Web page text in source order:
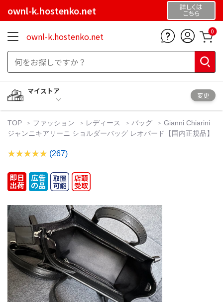
ownl-k.hostenko.net 詳しくは
こちら
ownl-k.hostenko.net 0
マイストア
変更
TOP ファッション レディース バッグ
Gianni Chiarini
ジャンニキアリーニ ショルダーバッグ レオパード【国内正規品】
(267)